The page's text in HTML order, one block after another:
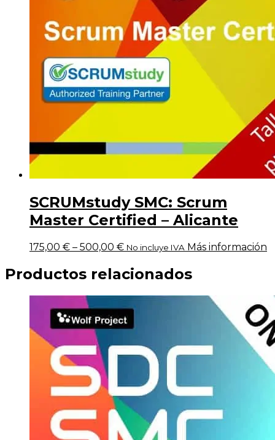
SCRUMstudy SMC: Scrum
Master Certified – Alicante
175,00 € – 500,00 € No incluye IVA Más información
Productos relacionados